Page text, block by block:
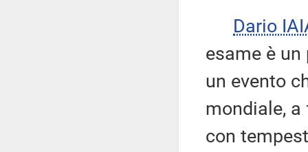
Dario
esame è
un evento
mondiale, a
con